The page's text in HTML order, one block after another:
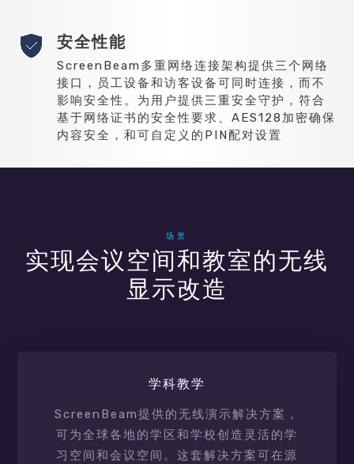
安全性能
ScreenBeam多重网络连接架构提供三个网络
接口，员工设备和访客设备可同时连接，而不
影响安全性。为用户提供三重安全守护，符合
基于网络证书的安全性要求、AES128加密确保
内容安全，和可自定义的PIN配对设置
场景
实现会议空间和教室的无线
显示改造
学科教学
ScreenBeam提供的无线演示解决方案，
可为全球各地的学区和学校创造灵活的学
习空间和会议空间。这套解决方案可在源